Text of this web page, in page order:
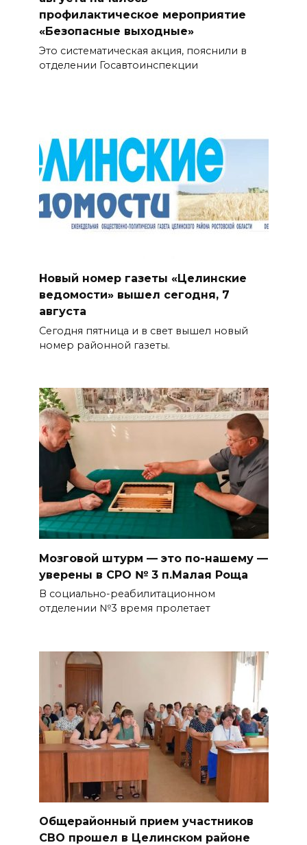
профилактическое мероприятие
«Безопасные выходные»
Это систематическая акция, пояснили в
отделении Госавтоинспекции
Новый номер газеты «Целинские
ведомости» вышел сегодня, 7
августа
Сегодня пятница и в свет вышел новый
номер районной газеты.
Мозговой штурм — это по-нашему —
уверены в СРО № 3 п.Малая Роща
В социально-реабилитационном
отделении №3 время пролетает
Общерайонный прием участников
СВО прошел в Целинском районе